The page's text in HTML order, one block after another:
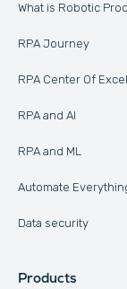
What is Robotic
RPA Journey
RPA Center Of
RPA and AI
RPA and ML
Automate
Data security
Products